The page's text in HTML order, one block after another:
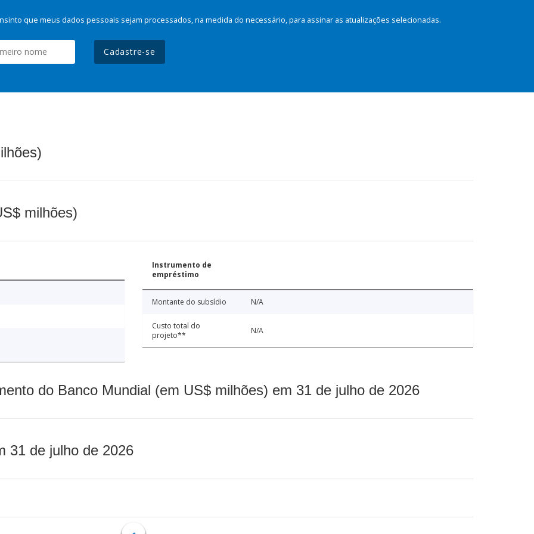
que meus dados pessoais sejam processados, na medida do necessário, para assinar as atualizações selecionadas.
Cadastre-se
milhões)
Instrumento de
empréstimo
Montante do subsídio N/A
Custo total do
projeto**
N/A
do Banco Mundial (em US$ milhões) em 31 de julho de 2026
31 de julho de 2026